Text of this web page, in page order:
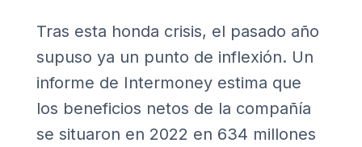
Tras esta honda crisis, el pasado año
supuso ya un punto de inflexión. Un
informe de Intermoney estima que
los beneficios netos de la compañía
se situaron en 2022 en 634 millones